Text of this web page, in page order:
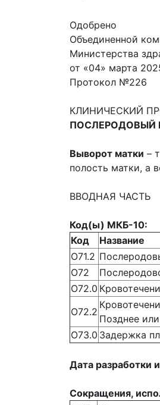
Одобрено
Объединенной
Министерства
от «04» марта
Протокол №226
КЛИНИЧЕСКИЙ
ПОСЛЕРОДОВЫЙ
Выворот матки –
полость матки, а
ВВОДНАЯ ЧАСТЬ
Код(ы) МКБ-10:
Код
Название
О71.2
О72
О72.0
О72.2
Позднее
О73.0 Задержка
Дата разработки
Сокращения,